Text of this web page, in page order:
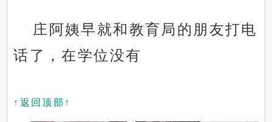
庄阿姨早就和教育局的朋友打电
话了，在学位没有
↑返回顶部↑